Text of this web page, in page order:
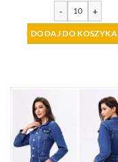
- +
DODAJ DO KOSZYKA